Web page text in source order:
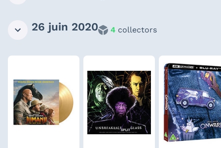
26 juin 2020 4 collectors